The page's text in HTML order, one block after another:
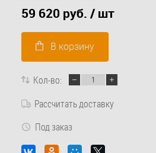
59 620 руб. / шт
В корзину
Кол-во:
Рассчитать доставку
Под заказ